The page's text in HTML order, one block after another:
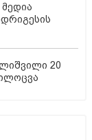
20